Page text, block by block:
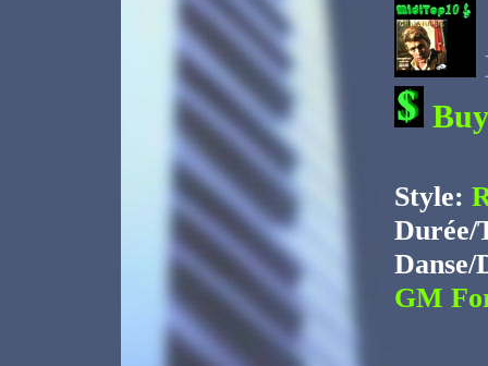
Buy
Style:
Danse/
GM